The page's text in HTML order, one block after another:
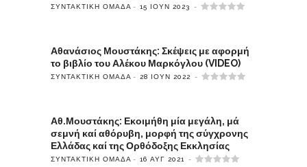
ΣΥΝΤΑΚΤΙΚΉ ΟΜΆΔΑ 15 ΙΟΎΝ 2023
Αθανάσιος Μουστάκης: Σκέψεις με αφορμή
το βιβλίο του Αλέκου Μαρκόγλου (VIDEO)
ΣΥΝΤΑΚΤΙΚΉ ΟΜΆΔΑ 28 ΙΟΎΝ 2022
Αθ.Μουστάκης: Εκοιμήθη μία μεγάλη, μά
σεμνή καί αθόρυβη, μορφή της σύγχρονης
Ελλάδας καί της Ορθόδοξης Εκκλησίας
ΣΥΝΤΑΚΤΙΚΉ ΟΜΆΔΑ 16 ΑΥΓ 2021